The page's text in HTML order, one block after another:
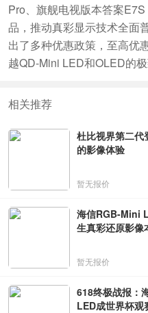
Pro、旗舰电视版本答案
品，推动真彩显示技术全面
出了多种优惠政策，至高优
越QD-Mini LED和OLED的极
相关推荐
杜比视界第二代
的影像体验
暂无报价
海信RGB-Mini
生真彩还原影像
暂无报价
618终极战报：
LED成世界杯观